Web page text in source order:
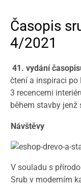
Časopis
4/2021
41. vydání
čtení a inspiraci po
3 recencemi
během stavby
Návštěvy
V souladu s
Srub v moderním